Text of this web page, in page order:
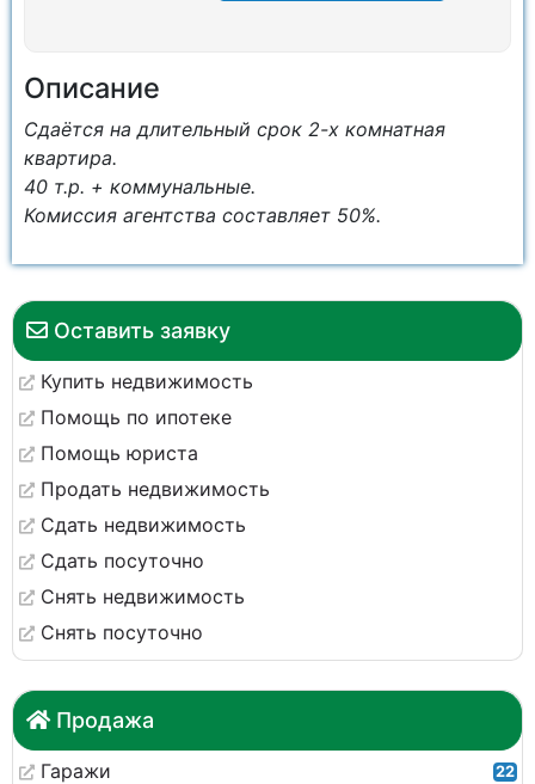
Оставить заявку
Купить недвижимость
Помощь по ипотеке
Помощь юриста
Продать недвижимость
Сдать недвижимость
Сдать посуточно
Снять недвижимость
Снять посуточно
Продажа
Гаражи 22
Описание
Сдаётся на длительный срок 2-х комнатная
квартира.
40 т.р. + коммунальные.
Комиссия агентства составляет 50%.